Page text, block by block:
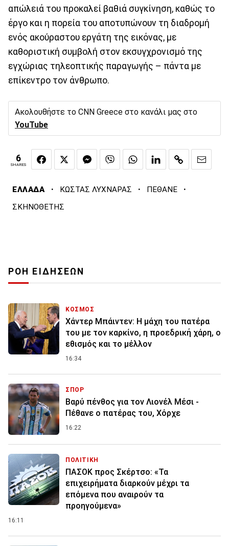
απώλειά του προκαλεί βαθιά συγκίνηση, καθώς το
έργο και η πορεία του αποτυπώνουν τη διαδρομή
ενός ακούραστου εργάτη της εικόνας, με
καθοριστική συμβολή στον εκσυγχρονισμό της
εγχώριας τηλεοπτικής παραγωγής – πάντα με
επίκεντρο τον άνθρωπο.
Ακολουθήστε το CNN Greece στο κανάλι μας στο
YouTube
6
SHARES
ΕΛΛΑΔΑ · ΚΩΣΤΑΣ ΛΥΧΝΑΡΑΣ · ΠΕΘΑΝΕ ·
ΣΚΗΝΟΘΕΤΗΣ
ΡΟΗ ΕΙΔΗΣΕΩΝ
ΚΟΣΜΟΣ
Χάντερ Μπάιντεν: Η μάχη του πατέρα
του με τον καρκίνο, η προεδρική χάρη, ο
εθισμός και το μέλλον
16:34
ΣΠΟΡ
Βαρύ πένθος για τον Λιονέλ Μέσι -
Πέθανε ο πατέρας του, Χόρχε
16:22
ΠΟΛΙΤΙΚΗ
ΠΑΣΟΚ προς Σκέρτσο: «Τα
επιχειρήματα διαρκούν μέχρι τα
επόμενα που αναιρούν τα
προηγούμενα»
16:11